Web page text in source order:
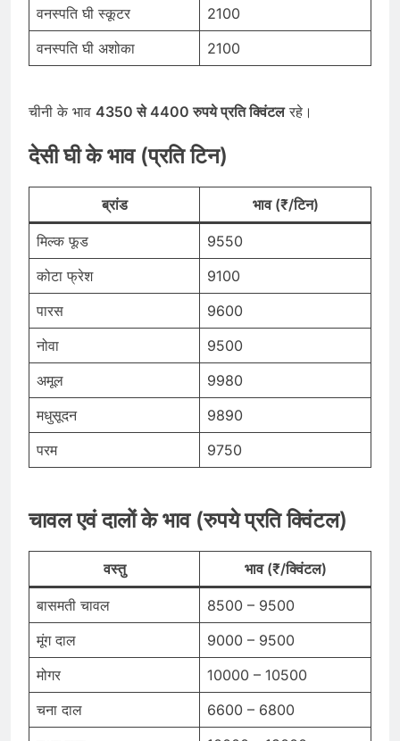
वनस्पति घी स्कूटर
2100
वनस्पति घी अशोका
2100
चीनी के भाव 4350 से 4400 रुपये प्रति क्विंटलरहे।
देसी घी के भाव (प्रति टिन)
ब्रांड भाव (₹/टिन)
मिल्क फूड
9550
कोटा फ्रेश
9100
पारस
9600
नोवा
9500
अमूल
9980
मधुसूदन
9890
परम
9750
चावल एवं दालों के भाव (रुपये प्रति क्विंटल)
वस्तु भाव (₹/क्विंटल)
बासमती चावल
8500 – 9500
मूंग दाल
9000 – 9500
मोगर
10000 – 10500
चना दाल
6600 – 6800